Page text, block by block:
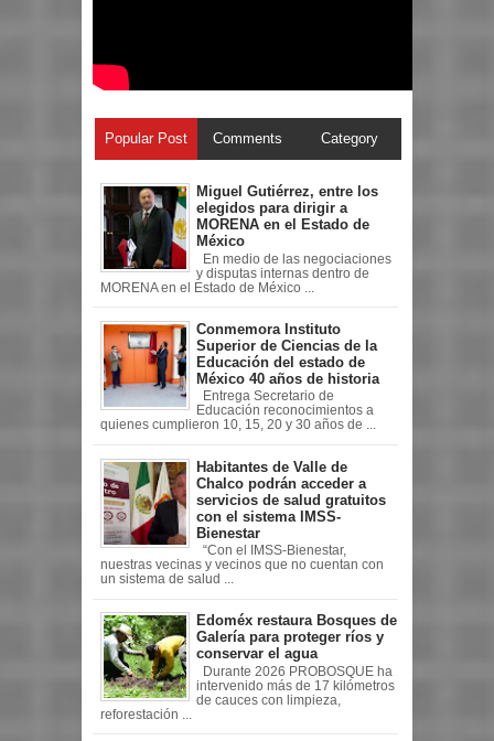
Popular Post Comments Category
Miguel Gutiérrez, entre los
elegidos para dirigir a
MORENA en el Estado de
México
En medio de las negociaciones
y disputas internas dentro de
MORENA en el Estado de México ...
Conmemora Instituto
Superior de Ciencias de la
Educación del estado de
México 40 años de historia
Entrega Secretario de
Educación reconocimientos a
quienes cumplieron 10, 15, 20 y 30 años de ...
Habitantes de Valle de
Chalco podrán acceder a
servicios de salud gratuitos
con el sistema IMSS-
Bienestar
“Con el IMSS-Bienestar,
nuestras vecinas y vecinos que no cuentan con
un sistema de salud ...
Edoméx restaura Bosques de
Galería para proteger ríos y
conservar el agua
Durante 2026 PROBOSQUE ha
intervenido más de 17 kilómetros
de cauces con limpieza,
reforestación ...